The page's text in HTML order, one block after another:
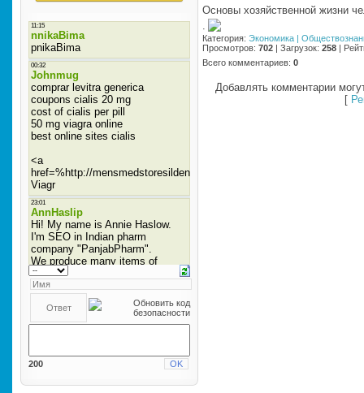
200
Основы хозяйственной жизни
·
Категория: Экономика |
Просмотров: 702 | Загрузок: 258 |
Всего комментариев: 0
Добавлять комментарии
[